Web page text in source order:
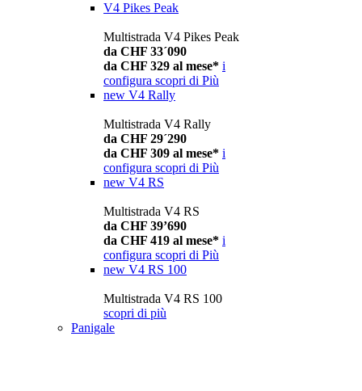
V4 Pikes Peak
Multistrada V4 Pikes Peak
da CHF 33´090
da CHF 329 al mese* i
configura scopri di Più
new V4 Rally
Multistrada V4 Rally
da CHF 29´290
da CHF 309 al mese* i
configura scopri di Più
new V4 RS
Multistrada V4 RS
da CHF 39’690
da CHF 419 al mese* i
configura scopri di Più
new V4 RS 100
Multistrada V4 RS 100
scopri di più
Panigale